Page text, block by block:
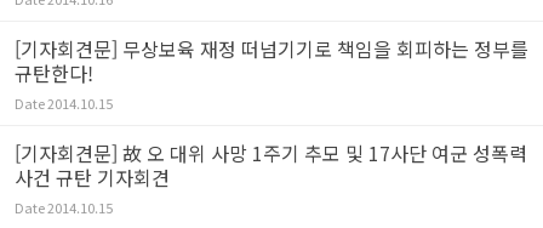
[기자회견문] 무상보육 재정 떠넘기기로 책임을 회피하는 정부를
규탄한다!
Date2014.10.15
[기자회견문] 故 오 대위 사망 1주기 추모 및 17사단 여군 성폭력
사건 규탄 기자회견
Date2014.10.15